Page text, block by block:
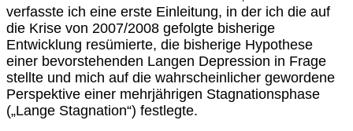
verfasste ich eine erste Einleitung, in der ich die auf
die Krise von 2007/2008 gefolgte bisherige
Entwicklung resümierte, die bisherige Hypothese
einer bevorstehenden Langen Depression in Frage
stellte und mich auf die wahrscheinlicher gewordene
Perspektive einer mehrjährigen Stagnationsphase
(„Lange Stagnation“) festlegte.